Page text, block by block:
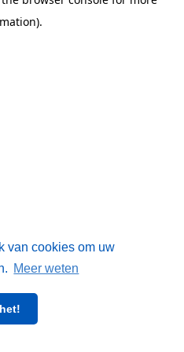
van cookies om uw
Meer weten
.